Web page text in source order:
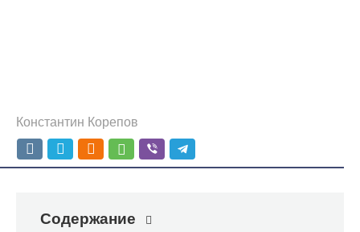
Константин Корепов
Содержание